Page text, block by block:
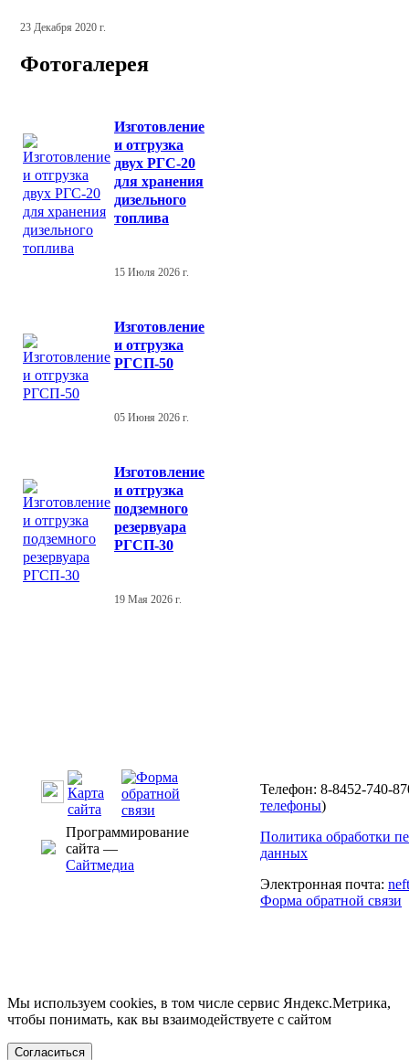
23 Декабря 2020 г.
Фотогалерея
Изготовление
и отгрузка
двух РГС-20
для хранения
дизельного
топлива
15 Июля 2026 г.
Изготовление
и отгрузка
РГСП-50
05 Июня 2026 г.
Изготовление
и отгрузка
подземного
резервуара
РГСП-30
19 Мая 2026 г.
Программирование
сайта —
Сайтмедиа
Телефон: 8-8452-740-
телефоны)
Политика обработки
данных
Электронная почта:
Форма обратной связи
Мы используем cookies, в том числе сервис Яндекс.Метрика,
чтобы понимать, как вы взаимодействуете с сайтом
Согласиться